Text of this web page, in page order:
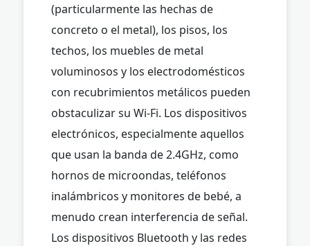
(particularmente las hechas de
concreto o el metal), los pisos, los
techos, los muebles de metal
voluminosos y los electrodomésticos
con recubrimientos metálicos pueden
obstaculizar su Wi-Fi. Los dispositivos
electrónicos, especialmente aquellos
que usan la banda de 2.4GHz, como
hornos de microondas, teléfonos
inalámbricos y monitores de bebé, a
menudo crean interferencia de señal.
Los dispositivos Bluetooth y las redes